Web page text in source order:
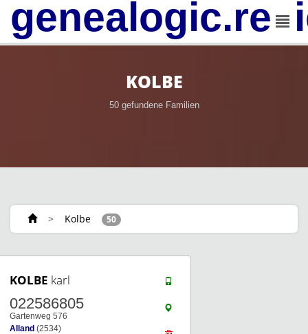
KOLBE
50 gefundene Familien
> Kolbe 50
KOLBE karl
022586805
Gartenweg 576
Alland (2534)